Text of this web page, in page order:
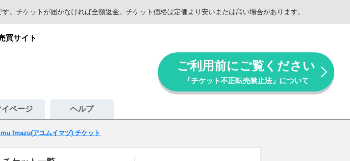
チケットが届かなければ全額返金。チケット価格は定価より安いまたは高い場合があります。
買サイト
ご利用前にご覧ください
「チケット不正転売禁止法」について
イページ ヘルプ
Imazu(アユムイマヅ) チケット